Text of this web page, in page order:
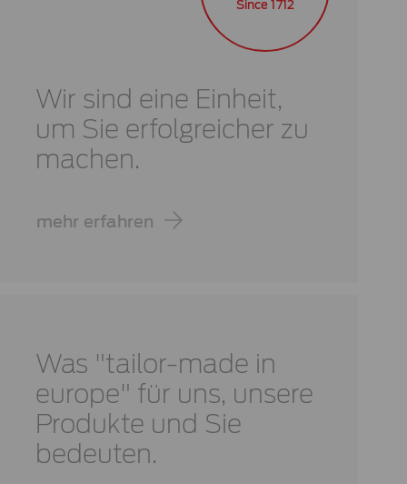
Since 1712
Wir sind eine Einheit,
um Sie erfolgreicher zu
machen.
mehr erfahren
Was "tailor-made in
europe" für uns, unsere
Produkte und Sie
bedeuten.